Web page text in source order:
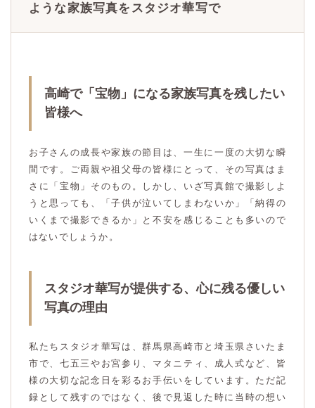
ような家族写真をスタジオ華写で
高崎で「宝物」になる家族写真を残したい
皆様へ
お子さんの成長や家族の節目は、一生に一度の大切な瞬
間です。ご両親や祖父母の皆様にとって、その写真はま
さに「宝物」そのもの。しかし、いざ写真館で撮影しよ
うと思っても、「子供が泣いてしまわないか」「納得の
いくまで撮影できるか」と不安を感じることも多いので
はないでしょうか。
スタジオ華写が提供する、心に残る優しい
写真の理由
私たちスタジオ華写は、群馬県高崎市と埼玉県さいたま
市で、七五三やお宮参り、マタニティ、成人式など、皆
様の大切な記念日を彩るお手伝いをしています。ただ記
録として残すのではなく、後で見返した時に当時の想い